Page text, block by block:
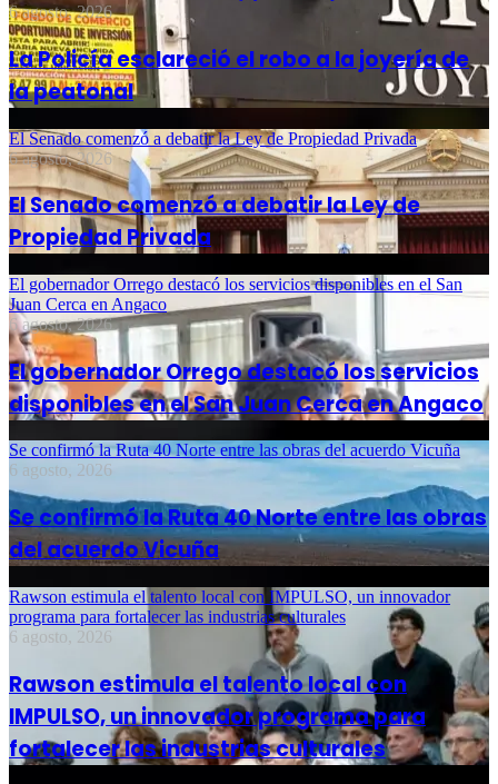
6 agosto, 2026
La Policía esclareció el robo a la joyería de
la peatonal
El Senado comenzó a debatir la Ley de Propiedad Privada
6 agosto, 2026
El Senado comenzó a debatir la Ley de
Propiedad Privada
El gobernador Orrego destacó los servicios disponibles en el San
Juan Cerca en Angaco
6 agosto, 2026
El gobernador Orrego destacó los servicios
disponibles en el San Juan Cerca en Angaco
Se confirmó la Ruta 40 Norte entre las obras del acuerdo Vicuña
6 agosto, 2026
Se confirmó la Ruta 40 Norte entre las obras
del acuerdo Vicuña
Rawson estimula el talento local con IMPULSO, un innovador
programa para fortalecer las industrias culturales
6 agosto, 2026
Rawson estimula el talento local con
IMPULSO, un innovador programa para
fortalecer las industrias culturales